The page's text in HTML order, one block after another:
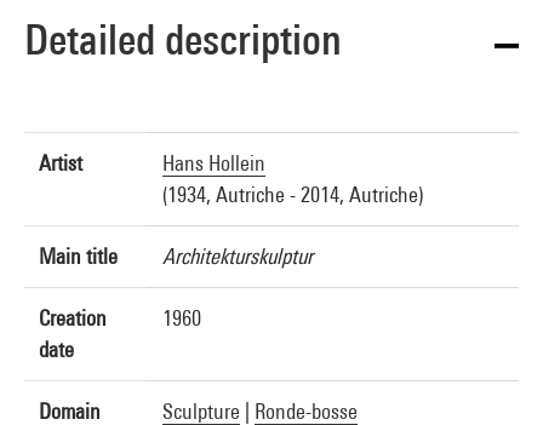
Detailed description
Artist
Hans Hollein
(1934, Autriche - 2014, Autriche)
Main title Architekturskulptur
Creation
date
1960
Domain Sculpture Ronde-bosse